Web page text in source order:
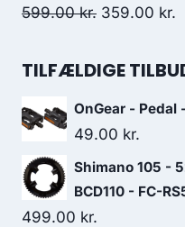
599.00kr. Original
was:
359.00 kr.
TILFÆLDIGE
OnGear -
49.00 kr.
Shimano 105 -
BCD110 - FC-
499.00 kr.